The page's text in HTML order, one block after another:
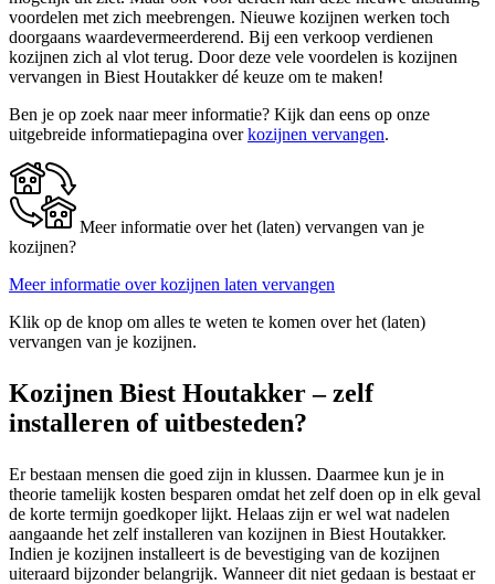
voordelen met zich meebrengen. Nieuwe kozijnen werken toch
doorgaans waardevermeerderend. Bij een verkoop verdienen
kozijnen zich al vlot terug. Door deze vele voordelen is kozijnen
vervangen in Biest Houtakker dé keuze om te maken!
Ben je op zoek naar meer informatie? Kijk dan eens op onze
uitgebreide informatiepagina overkozijnen vervangen.
Meer informatie over het (laten) vervangen van je
kozijnen?
Meer informatie over kozijnen laten vervangen
Klik op de knop om alles te weten te komen over het (laten)
vervangen van je kozijnen.
Kozijnen Biest Houtakker – zelf
installeren of uitbesteden?
Er bestaan mensen die goed zijn in klussen. Daarmee kun je in
theorie tamelijk kosten besparen omdat het zelf doen op in elk geval
de korte termijn goedkoper lijkt. Helaas zijn er wel wat nadelen
aangaande het zelf installeren van kozijnen in Biest Houtakker.
Indien je kozijnen installeert is de bevestiging van de kozijnen
uiteraard bijzonder belangrijk. Wanneer dit niet gedaan is bestaat er